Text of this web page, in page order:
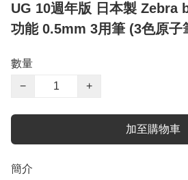
UG 10週年版 日本製 Zebra
功能 0.5mm 3用筆 (3色原子
數量
−
+
加至購物車
簡介